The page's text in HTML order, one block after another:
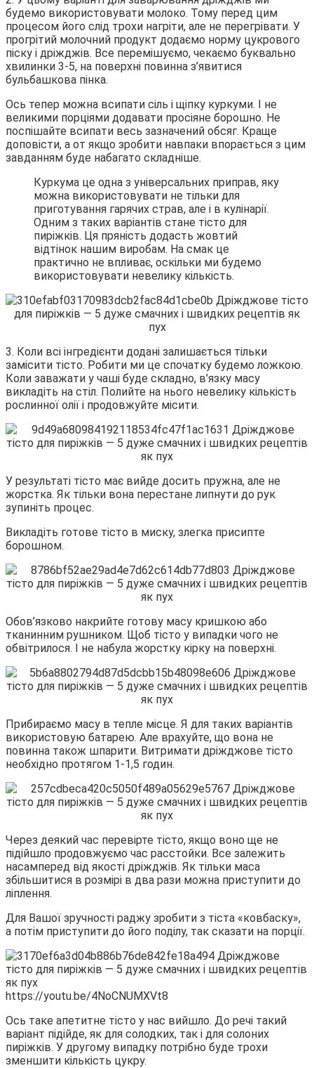
будемо використовувати молоко. Тому перед цим
процесом його слід трохи нагріти, але не перегрівати. У
прогрітий молочний продукт додаємо норму цукрового
піску і дріжджів. Все перемішуємо, чекаємо буквально
хвилинки 3-5, на поверхні повинна з’явитися
бульбашкова пінка.
Ось тепер можна всипати сіль і щіпку куркуми. І не
великими порціями додавати просіяне борошно. Не
поспішайте всипати весь зазначений обсяг. Краще
доповісти, а от якщо зробити навпаки впорається з цим
завданням буде набагато складніше.
Куркума це одна з універсальних приправ, яку
можна використовувати не тільки для
приготування гарячих страв, але і в кулінарії.
Одним з таких варіантів стане тісто для
пиріжків. Ця пряність додасть жовтий
відтінок нашим виробам. На смак це
практично не впливає, оскільки ми будемо
використовувати невелику кількість.
3. Коли всі інгредієнти додані залишається тільки
замісити тісто. Робити ми це спочатку будемо ложкою.
Коли заважати у чаші буде складно, в’язку масу
викладіть на стіл. Полийте на нього невелику кількість
рослинної олії і продовжуйте місити.
У результаті тісто має вийде досить пружна, але не
жорстка. Як тільки вона перестане липнути до рук
зупиніть процес.
Викладіть готове тісто в миску, злегка присипте
борошном.
Обов’язково накрийте готову масу кришкою або
тканинним рушником. Щоб тісто у випадки чого не
обвітрилося. І не набула жорстку кірку на поверхні.
Прибираємо масу в тепле місце. Я для таких варіантів
використовую батарею. Але врахуйте, що вона не
повинна також шпарити. Витримати дріжджове тісто
необхідно протягом 1-1,5 годин.
Через деякий час перевірте тісто, якщо воно ще не
підійшло продовжуємо час расстойки. Все залежить
насамперед від якості дріжджів. Як тільки маса
збільшитися в розмірі в два рази можна приступити до
ліплення.
Для Вашої зручності раджу зробити з тіста «ковбаску»,
а потім приступити до його поділу, так сказати на порції.
https://youtu.be/4NoCNUMXVt8
Ось таке апетитне тісто у нас вийшло. До речі такий
варіант підійде, як для солодких, так і для солоних
пиріжків. У другому випадку потрібно буде трохи
зменшити кількість цукру.